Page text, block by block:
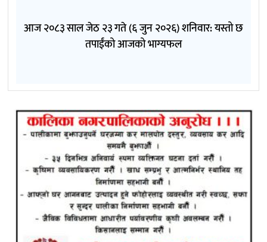
आज २०८३ साल जेठ २३ गते (६ जुन २०२६) शनिवार: यस्तो छ
तपाईंको आजको भाग्यफल